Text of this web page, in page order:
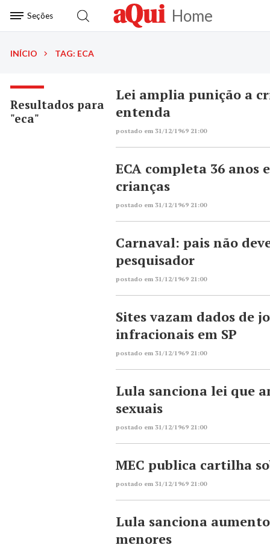
Seções Home
INÍCIO TAG: ECA
Resultados para
"eca"
Lei amplia punição a
entenda
postado em 31/12/1969 21:00
ECA completa 36 anos
crianças
postado em 31/12/1969 21:00
Carnaval: pais não
pesquisador
postado em 31/12/1969 21:00
Sites vazam dados de
infracionais em SP
postado em 31/12/1969 21:00
Lula sanciona lei que
sexuais
postado em 31/12/1969 21:00
MEC publica cartilha
postado em 31/12/1969 21:00
Lula sanciona
menores